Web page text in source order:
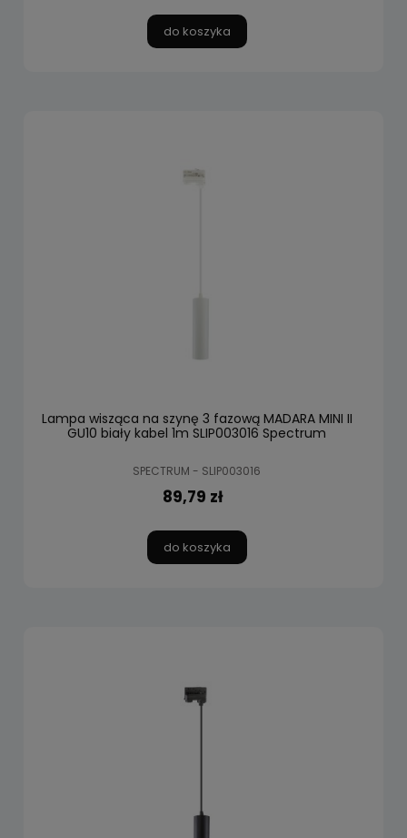
do koszyka
Lampa wisząca na szynę 3 fazową MADARA MINI II
GU10 biały kabel 1m SLIP003016 Spectrum
SPECTRUM - SLIP003016
89,79 zł
do koszyka